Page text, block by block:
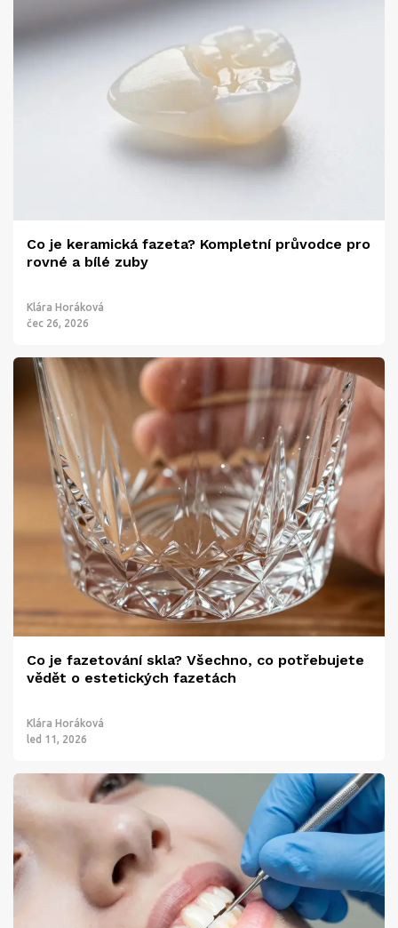
Co je keramická fazeta? Kompletní průvodce pro
rovné a bílé zuby
Klára Horáková
čec 26, 2026
Co je fazetování skla? Všechno, co potřebujete
vědět o estetických fazetách
Klára Horáková
led 11, 2026